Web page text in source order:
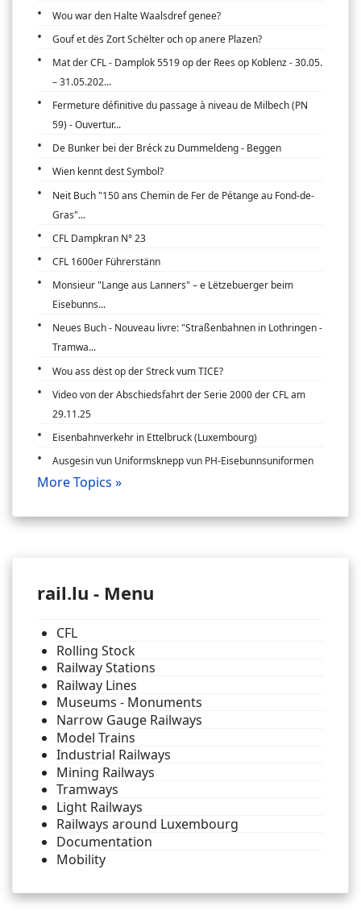
Wou war den Halte Waalsdref genee?
Gouf et dës Zort Schëlter och op anere Plazen?
Mat der CFL - Damplok 5519 op der Rees op Koblenz - 30.05.
– 31.05.202...
Fermeture définitive du passage à niveau de Milbech (PN
59) - Ouvertur...
De Bunker bei der Bréck zu Dummeldeng - Beggen
Wien kennt dest Symbol?
Neit Buch "150 ans Chemin de Fer de Pétange au Fond-de-
Gras"...
CFL Dampkran N° 23
CFL 1600er Führerstänn
Monsieur "Lange aus Lanners" – e Lëtzebuerger beim
Eisebunns...
Neues Buch - Nouveau livre: "Straßenbahnen in Lothringen -
Tramwa...
Wou ass dëst op der Streck vum TICE?
Video von der Abschiedsfahrt der Serie 2000 der CFL am
29.11.25
Eisenbahnverkehr in Ettelbruck (Luxembourg)
Ausgesin vun Uniformsknepp vun PH-Eisebunnsuniformen
More Topics »
rail.lu - Menu
CFL
Rolling Stock
Railway Stations
Railway Lines
Museums - Monuments
Narrow Gauge Railways
Model Trains
Industrial Railways
Mining Railways
Tramways
Light Railways
Railways around Luxembourg
Documentation
Mobility